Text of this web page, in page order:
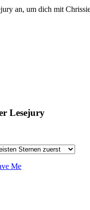
an, um dich mit
Lesejury